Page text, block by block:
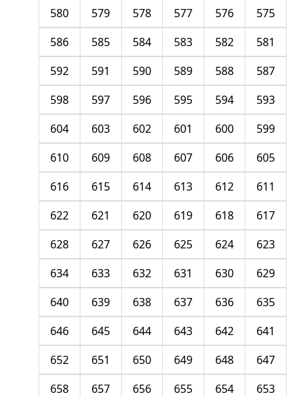
575
576
577
578
579
580
581
582
583
584
585
586
587
588
589
590
591
592
593
594
595
596
597
598
599
600
601
602
603
604
605
606
607
608
609
610
611
612
613
614
615
616
617
618
619
620
621
622
623
624
625
626
627
628
629
630
631
632
633
634
635
636
637
638
639
640
641
642
643
644
645
646
647
648
649
650
651
652
653
654
655
656
657
658